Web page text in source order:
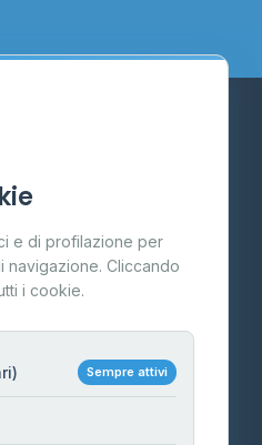
e di profilazione per
navigazione. Cliccando
i cookie.
Sempre attivi